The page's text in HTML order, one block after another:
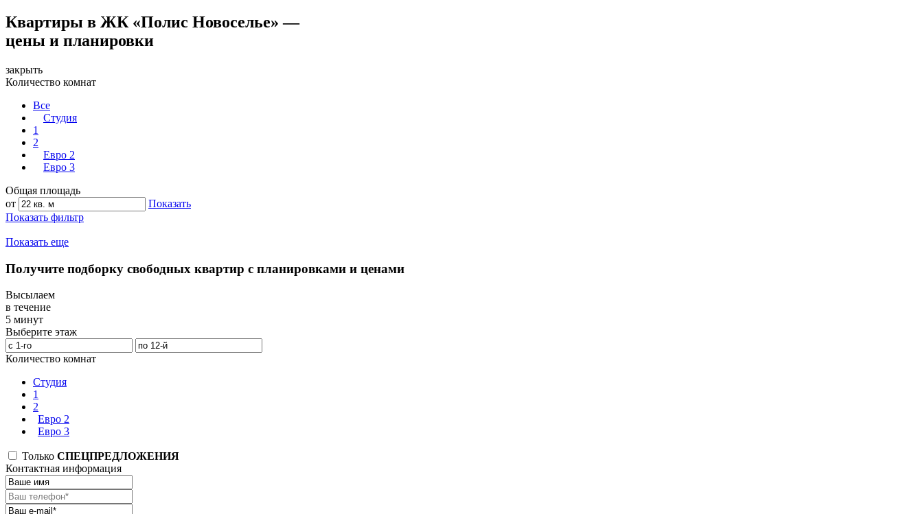
Квартиры в ЖК «Полис Новоселье» —
цены и планировки
закрыть
Количество комнат
Все
Студия
1
2
Евро 2
Евро 3
Общая площадь
от
Показать
Показать фильтр
Показать еще
Получите подборку свободных квартир с планировками и ценами
Высылаем
в течение
5 минут
Выберите этаж
Количество комнат
Студия
1
2
Евро 2
Евро 3
Только СПЕЦПРЕДЛОЖЕНИЯ
Контактная информация